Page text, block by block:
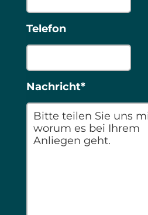
Telefon
Nachricht*